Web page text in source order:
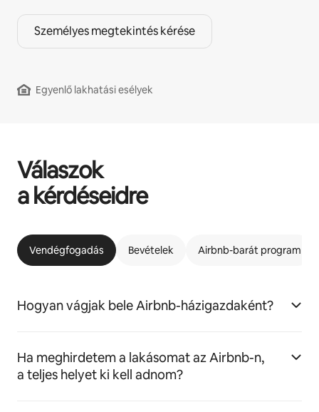
Személyes megtekintés kérése
Egyenlő lakhatási esélyek
Válaszok
a kérdéseidre
Vendégfogadás Bevételek Airbnb-barát program
Hogyan vágjak bele Airbnb-házigazdaként?
Ha meghirdetem a lakásomat az Airbnb-n,
a teljes helyet ki kell adnom?